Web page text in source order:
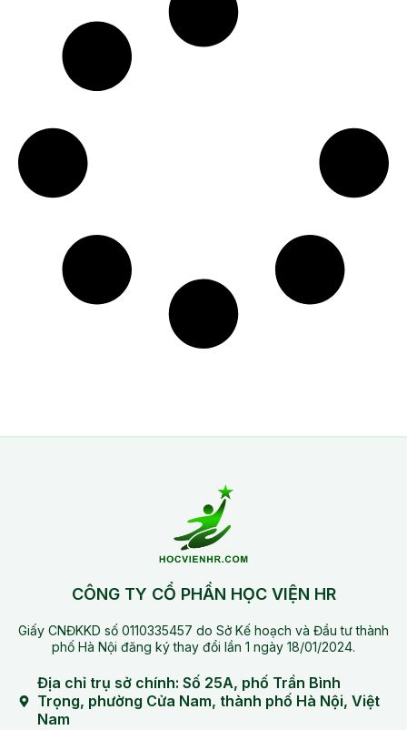
CÔNG TY CỔ PHẦN HỌC VIỆN HR
Giấy CNĐKKD số 0110335457 do Sở Kế hoạch và Đầu tư thành
phố Hà Nội đăng ký thay đổi lần 1 ngày 18/01/2024.
Địa chỉ trụ sở chính: Số 25A, phố Trần Bình
Trọng, phường Cửa Nam, thành phố Hà Nội, Việt
Nam